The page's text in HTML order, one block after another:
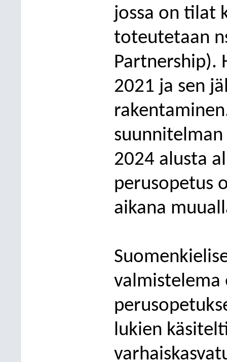
jossa on tilat
toteutetaan
Partnership).
2021 ja sen
2024 alusta
perusopetus
aikana
valmistelema
lukien